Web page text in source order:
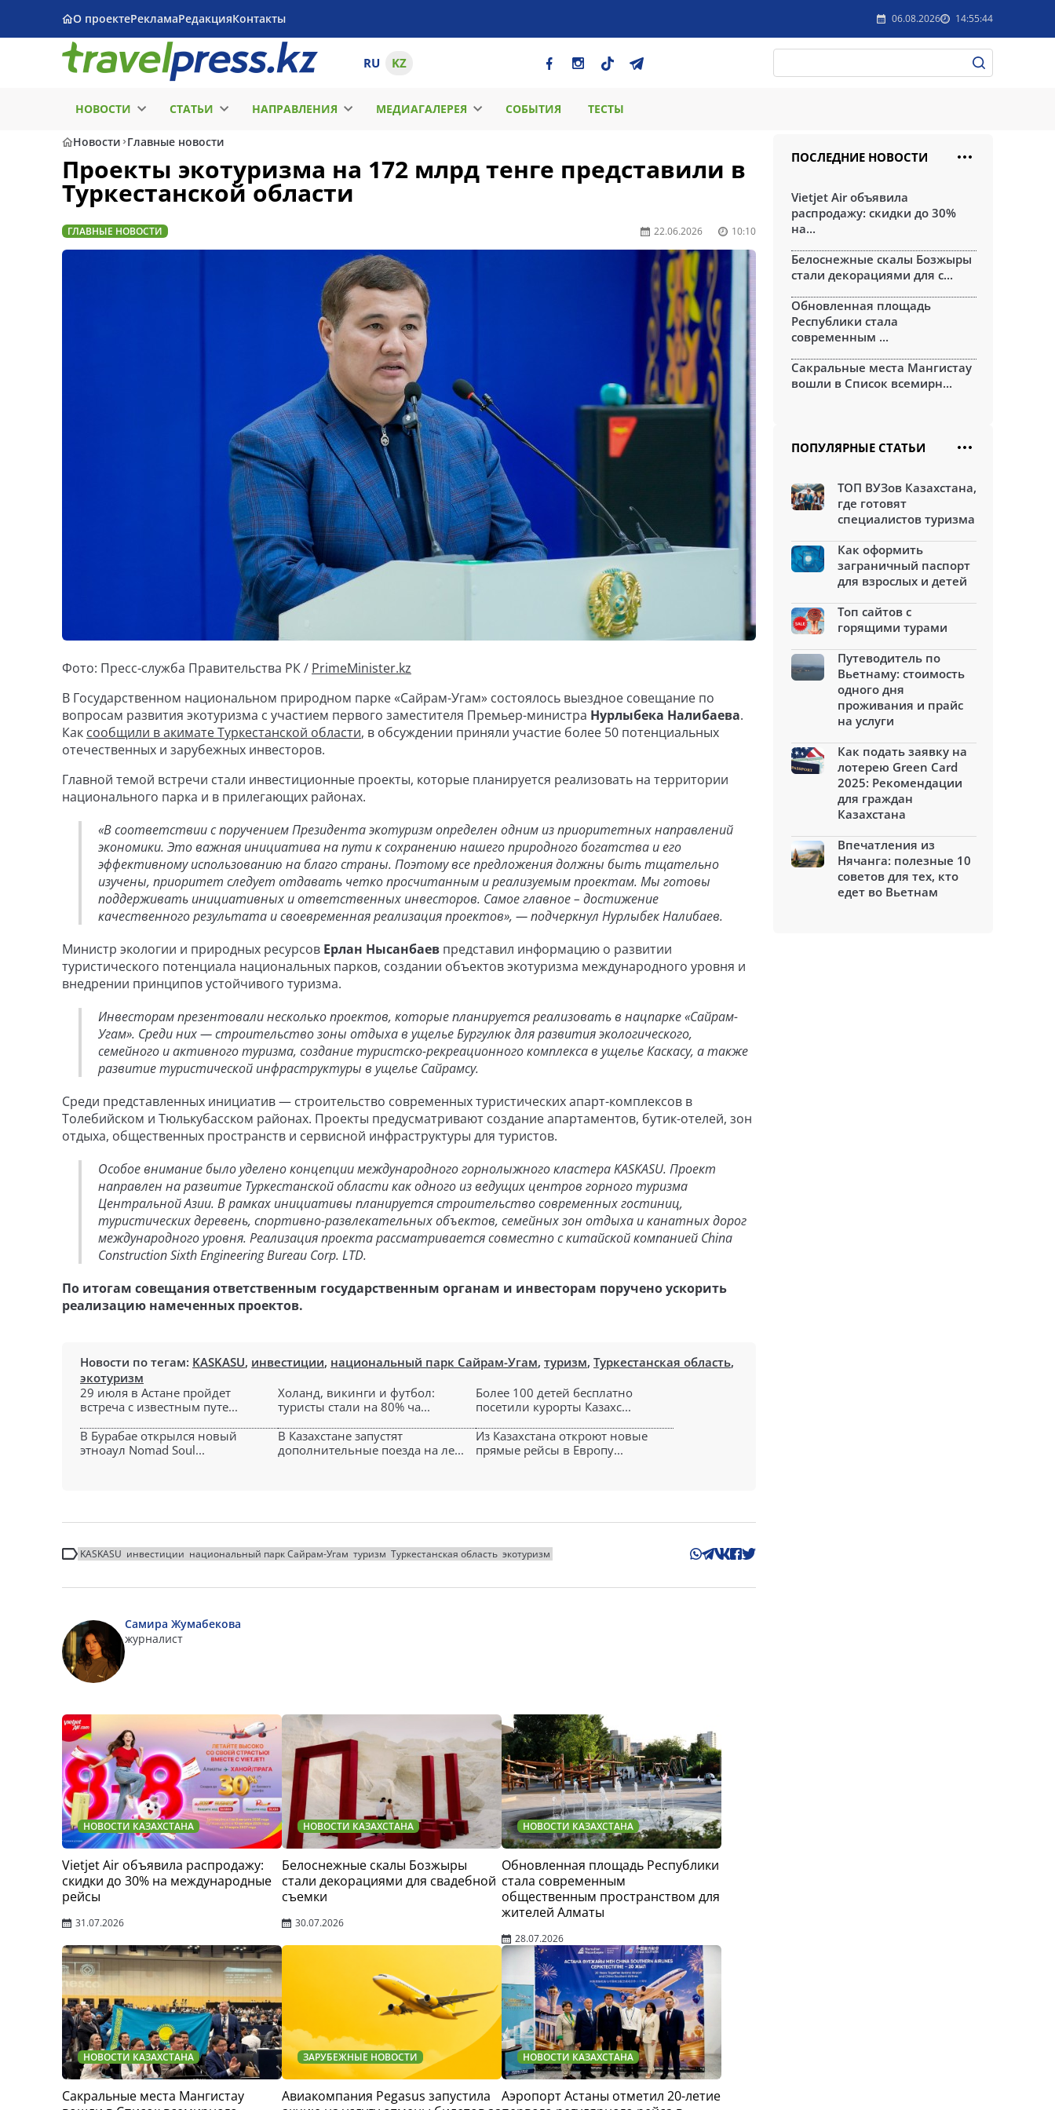
О проектеРекламаРедакцияКонтакты 06.08.2026 14:55:44
RU KZ
НОВОСТИ СТАТЬИ НАПРАВЛЕНИЯ МЕДИАГАЛЕРЕЯ СОБЫТИЯ ТЕСТЫ
Новости Главные новости
Проекты экотуризма на 172 млрд тенге представили в
Туркестанской области
ГЛАВНЫЕ НОВОСТИ 22.06.2026 10:10
Фото: Пресс-служба Правительства РК / PrimeMinister.kz
В Государственном национальном природном парке «Сайрам-Угам» состоялось выездное совещание по
вопросам развития экотуризма с участием первого заместителя Премьер-министра Нурлыбека Налибаева.
Как сообщили в акимате Туркестанской области, в обсуждении приняли участие более 50 потенциальных
отечественных и зарубежных инвесторов.
Главной темой встречи стали инвестиционные проекты, которые планируется реализовать на территории
национального парка и в прилегающих районах.
«В соответствии с поручением Президента экотуризм определен одним из приоритетных направлений
экономики. Это важная инициатива на пути к сохранению нашего природного богатства и его
эффективному использованию на благо страны. Поэтому все предложения должны быть тщательно
изучены, приоритет следует отдавать четко просчитанным и реализуемым проектам. Мы готовы
поддерживать инициативных и ответственных инвесторов. Самое главное – достижение
качественного результата и своевременная реализация проектов», — подчеркнул Нурлыбек Налибаев.
Министр экологии и природных ресурсов Ерлан Нысанбаев представил информацию о развитии
туристического потенциала национальных парков, создании объектов экотуризма международного уровня и
внедрении принципов устойчивого туризма.
Инвесторам презентовали несколько проектов, которые планируется реализовать в нацпарке «Сайрам-
Угам». Среди них — строительство зоны отдыха в ущелье Бургулюк для развития экологического,
семейного и активного туризма, создание туристско-рекреационного комплекса в ущелье Каскасу, а также
развитие туристической инфраструктуры в ущелье Сайрамсу.
Среди представленных инициатив — строительство современных туристических апарт-комплексов в
Толебийском и Тюлькубасском районах. Проекты предусматривают создание апартаментов, бутик-отелей, зон
отдыха, общественных пространств и сервисной инфраструктуры для туристов.
Особое внимание было уделено концепции международного горнолыжного кластера KASKASU. Проект
направлен на развитие Туркестанской области как одного из ведущих центров горного туризма
Центральной Азии. В рамках инициативы планируется строительство современных гостиниц,
туристических деревень, спортивно-развлекательных объектов, семейных зон отдыха и канатных дорог
международного уровня. Реализация проекта рассматривается совместно с китайской компанией China
Construction Sixth Engineering Bureau Corp. LTD.
По итогам совещания ответственным государственным органам и инвесторам поручено ускорить
реализацию намеченных проектов.
Новости по тегам: KASKASU, инвестиции, национальный парк Сайрам-Угам, туризм, Туркестанская область,
экотуризм
29 июля в Астане пройдет
встреча с известным путе...
Холанд, викинги и футбол:
туристы стали на 80% ча...
Более 100 детей бесплатно
посетили курорты Казахс...
В Бурабае открылся новый
этноаул Nomad Soul...
В Казахстане запустят
дополнительные поезда на ле...
Из Казахстана откроют новые
прямые рейсы в Европу...
KASKASU инвестиции национальный парк Сайрам-Угам туризм Туркестанская область экотуризм
Самира Жумабекова
журналист
НОВОСТИ КАЗАХСТАНА
Vietjet Air объявила распродажу:
скидки до 30% на международные
рейсы
31.07.2026
НОВОСТИ КАЗАХСТАНА
Белоснежные скалы Бозжыры
стали декорациями для свадебной
съемки
30.07.2026
НОВОСТИ КАЗАХСТАНА
Обновленная площадь Республики
стала современным
общественным пространством для
жителей Алматы
28.07.2026
НОВОСТИ КАЗАХСТАНА
Сакральные места Мангистау
ЗАРУБЕЖНЫЕ НОВОСТИ
Авиакомпания Pegasus запустила
НОВОСТИ КАЗАХСТАНА
Аэропорт Астаны отметил 20-летие
ПОСЛЕДНИЕ НОВОСТИ
Vietjet Air объявила
распродажу: скидки до 30%
на...
Белоснежные скалы Бозжыры
стали декорациями для с...
Обновленная площадь
Республики стала
современным ...
Сакральные места Мангистау
вошли в Список всемирн...
ПОПУЛЯРНЫЕ СТАТЬИ
ТОП ВУЗов Казахстана,
где готовят
специалистов туризма
Как оформить
заграничный паспорт
для взрослых и детей
Топ сайтов с
горящими турами
Путеводитель по
Вьетнаму: стоимость
одного дня
проживания и прайс
на услуги
Как подать заявку на
лотерею Green Card
2025: Рекомендации
для граждан
Казахстана
Впечатления из
Нячанга: полезные 10
советов для тех, кто
едет во Вьетнам